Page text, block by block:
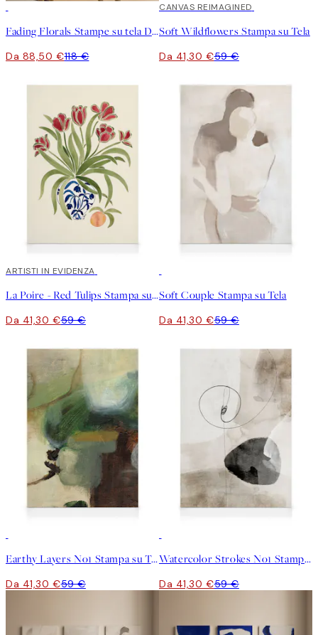
Fading Florals Stampe su tela Duo
Da 88,50 €118 €
30%*
CANVAS REIMAGINED
Soft Wildflowers Stampa su Tela
Da 41,30 €59 €
30%*
ARTISTI IN EVIDENZA
La Poire - Red Tulips Stampa su Tela
Da 41,30 €59 €
Soft Couple Stampa su Tela
Da 41,30 €59 €
Earthy Layers No1 Stampa su Tela
Da 41,30 €59 €
Watercolor Strokes No1 Stampa su Tela
Da 41,30 €59 €